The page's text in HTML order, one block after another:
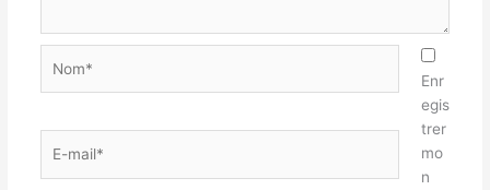
mail*
Enr
egis
trer
mo
n